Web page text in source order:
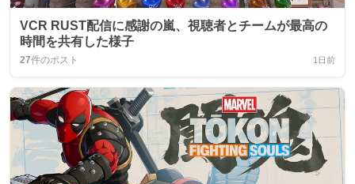
VCR RUST配信に感謝の嵐、視聴者とチームが最高の
時間を共有した様子
27件のポスト 1日前